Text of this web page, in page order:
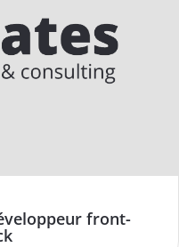
front-